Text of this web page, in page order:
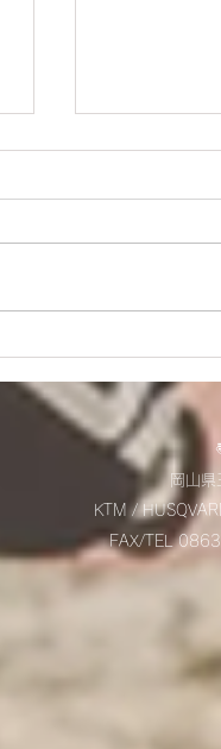
☆9/20(土)
お知らせ☆
岡山
KTM /
FAX/TEL